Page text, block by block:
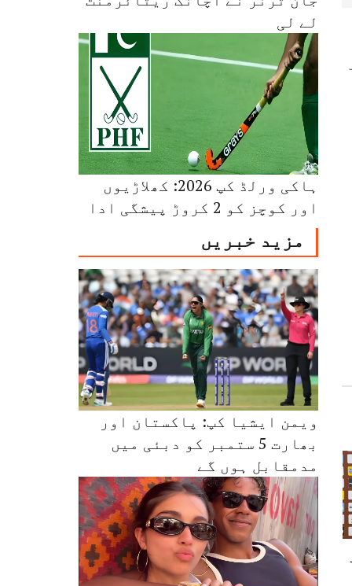
لے لی
ہاکی ورلڈ کپ 2026: کھلاڑیوں
اور کوچز کو 2 کروڑ پیشگی ادا
مزید خبریں
ویمن ایشیا کپ: پاکستان اور
بھارت 5 ستمبر کو دبئی میں
مدمقابل ہوں گے